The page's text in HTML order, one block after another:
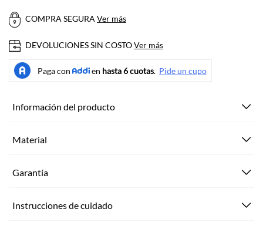
COMPRA SEGURA Ver más
DEVOLUCIONES SIN COSTOVer más
Información del producto
Material
Garantía
Instrucciones de cuidado